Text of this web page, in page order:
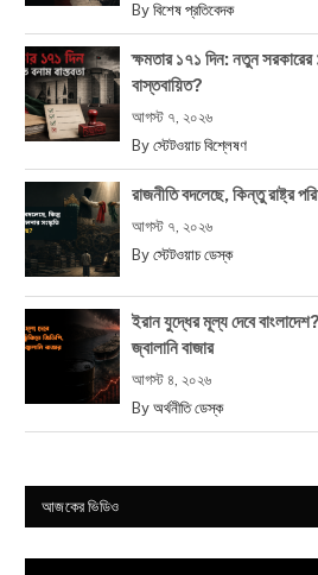
By বিশেষ প্রতিবেদক
ক্ষমতার ১৭১ দিন: নতুন
বাস্তবায়িত?
আগস্ট ৭, ২০২৬
By স্টেটওয়াচ বিশ্লেষণ
রাজনীতি বদলেছে, কিন্তু রাষ্ট্র
আগস্ট ৭, ২০২৬
By স্টেটওয়াচ ডেস্ক
ইরান যুদ্ধের মূল্য দেবে
জ্বালানি বাজার
আগস্ট ৪, ২০২৬
By অর্থনীতি ডেস্ক
আজকের ভিডিও